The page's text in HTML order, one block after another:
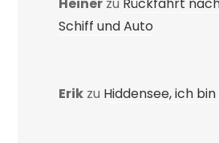
Heiner zu Rückfahrt
Schiff und Auto
Erik zu Hiddensee, ich